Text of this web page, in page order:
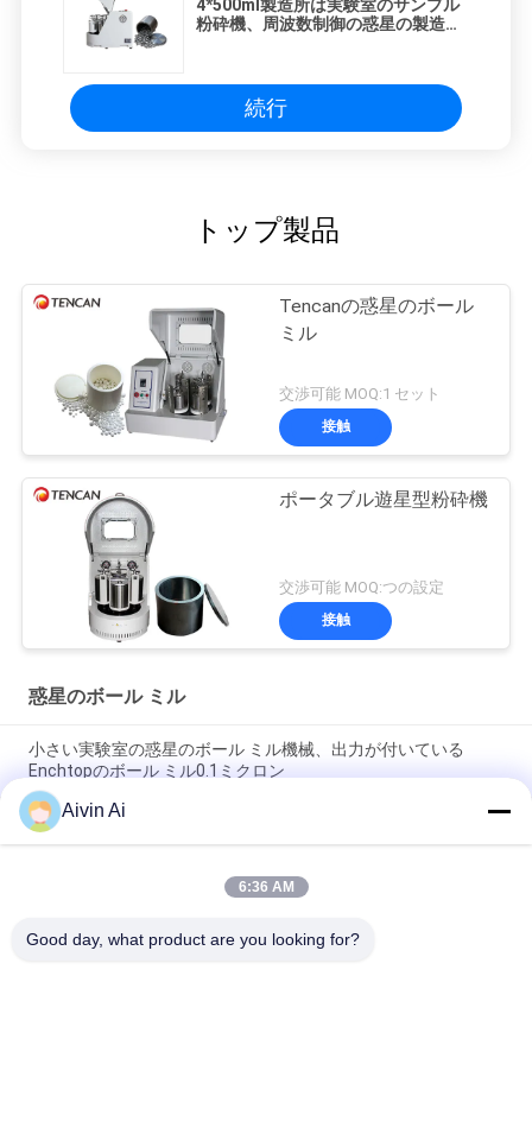
4*500ml製造所は実験室のサンプル
粉砕機、周波数制御の惑星の製造所
続行
トップ製品
Tencanの惑星のボール
ミル
交渉可能 MOQ:1 セット
接触
ポータブル遊星型粉砕機
交渉可能 MOQ:つの設定
接触
惑星のボール ミル
小さい実験室の惑星のボール ミル機械、出力が付いている
Enchtopのボール ミル0.1ミクロン
小型サイズの長い生命時間実験室の220V電源が付いている惑星
のボール ミル
耐久の小型の惑星のマイクロ製造所機械90-870 Rpmは速度を回
Aivin Ai
6:36 AM
Good day, what product are you looking for?